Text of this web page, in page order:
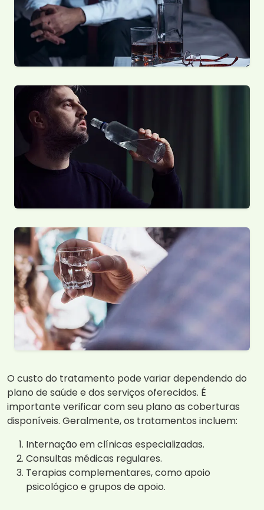
O custo do tratamento pode variar dependendo do
plano de saúde e dos serviços oferecidos. É
importante verificar com seu plano as coberturas
disponíveis. Geralmente, os tratamentos incluem:
Internação em clínicas especializadas.
Consultas médicas regulares.
Terapias complementares, como apoio
psicológico e grupos de apoio.